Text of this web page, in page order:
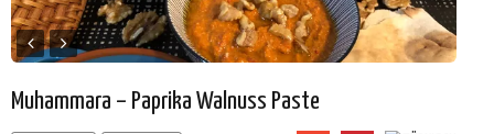
Muhammara – Paprika Walnuss Paste